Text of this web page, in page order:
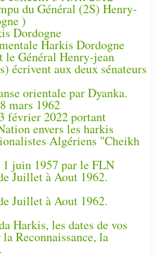
du Général (2S) Henry-
)
Dordogne
Harkis Dordogne
le Général Henry-jean
écrivent aux deux sénateurs
orientale par Dyanka.
mars 1962
février 2022 portant
envers les harkis
Algériens "Cheikh
juin 1957 par le FLN
Juillet à Aout 1962.
Juillet à Aout 1962.
Harkis, les dates de vos
Reconnaissance, la